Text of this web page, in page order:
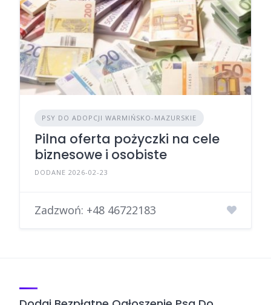
PSY DO ADOPCJI WARMIŃSKO-MAZURSKIE
Pilna oferta pożyczki na cele
biznesowe i osobiste
DODANE 2026-02-23
Zadzwoń: +48 46722183